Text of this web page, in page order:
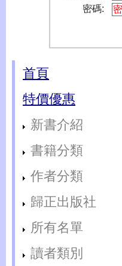
密碼:
首頁
特價優惠
新書介紹
書籍分類
作者分類
歸正出版社
所有名單
讀者類別